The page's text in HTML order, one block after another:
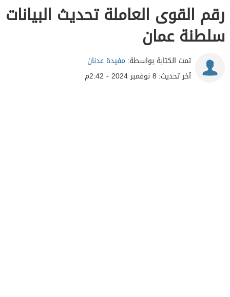
رقم القوى العاملة تحديث البيانات
سلطنة عمان
تمت الكتابة بواسطة: مفيدة عدنان
آخر تحديث: 8 نوفمبر 2024 - 2:42م